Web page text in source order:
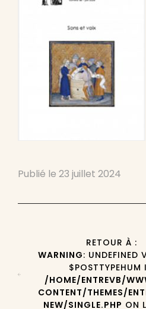
Publié le 23 juillet 2024
RETOUR À :
WARNING: UNDEFINED
$POSTTYPEHUM
/HOME/ENTREVB/
CONTENT/THEMES/
NEW/SINGLE.PHP ON